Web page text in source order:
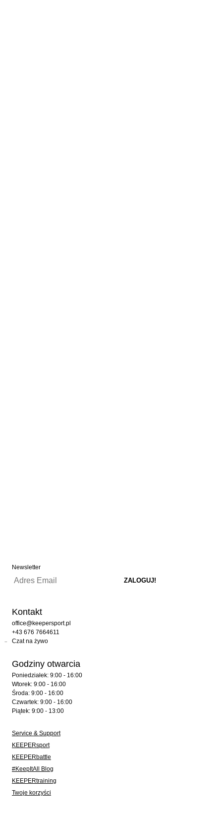
Newsletter
Kontakt
office@keepersport.pl
+43 676 7664611
Czat na żywo
Godziny otwarcia
Poniedziałek: 9:00 - 16:00
Wtorek: 9:00 - 16:00
Środa: 9:00 - 16:00
Czwartek: 9:00 - 16:00
Piątek: 9:00 - 13:00
Service & Support
KEEPERsport
KEEPERbattle
#KeepItAll Blog
KEEPERtraining
Twoje korzyści